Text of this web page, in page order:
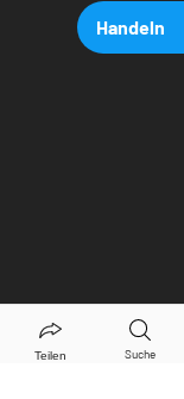
Handeln